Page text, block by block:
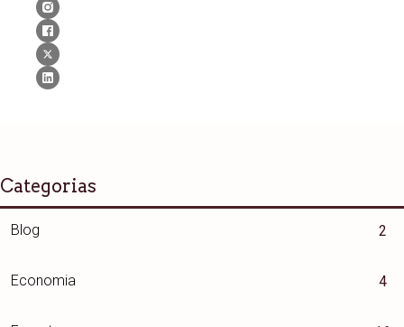
Categorias
Blog 2
Economia 4